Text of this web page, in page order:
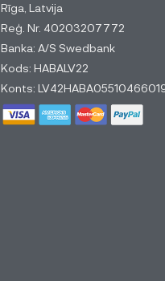
Rīga, Latvija
Reģ. Nr. 40203207772
Banka: A/S Swedbank
Kods: HABALV22
Konts: